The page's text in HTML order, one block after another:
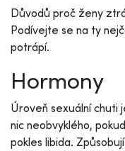
Důvodů proč ženy
Podívejte se na ty
potrápí.
Hormony
Úroveň sexuální chuti
nic neobvyklého,
pokles libida.